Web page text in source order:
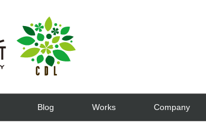
Blog Works Company